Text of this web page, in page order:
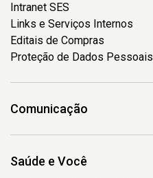
Intranet SES
Links e Serviços Internos
Editais de Compras
Proteção de Dados Pessoais
Comunicação
Saúde e Você